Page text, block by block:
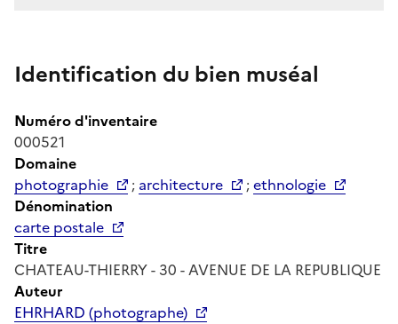
Identification du bien muséal
Numéro d'inventaire
000521
Domaine
photographie
; architecture ;ethnologie
Dénomination
carte postale
Titre
CHATEAU-THIERRY - 30 - AVENUE DE LA REPUBLIQUE
Auteur
EHRHARD (photographe)